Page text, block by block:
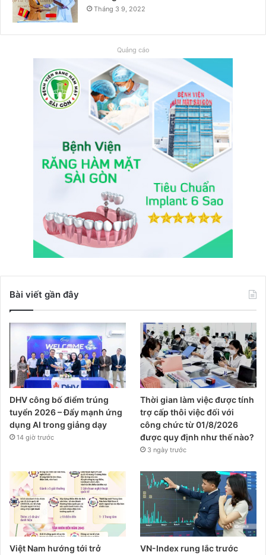
Tháng 3 9, 2022
Quảng cáo
Bài viết gần đây
DHV công bố điểm trúng
tuyển 2026 – Đẩy mạnh ứng
dụng AI trong giảng dạy
14 giờ trước
Thời gian làm việc được tính
trợ cấp thôi việc đối với
công chức từ 01/8/2026
được quy định như thế nào?
3 ngày trước
Việt Nam hướng tới trở
VN-Index rung lắc trước